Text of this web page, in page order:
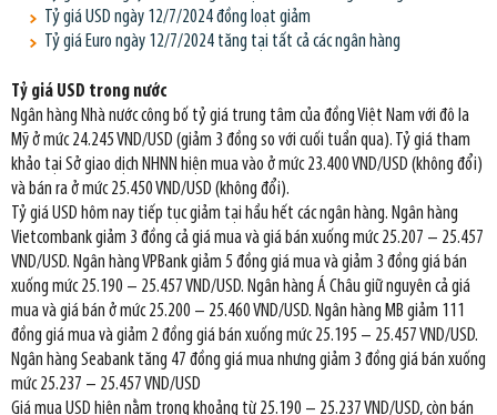
Tỷ giá USD ngày 12/7/2024 đồng loạt giảm
Tỷ giá Euro ngày 12/7/2024 tăng tại tất cả các ngân hàng
Tỷ giá USD trong nước
Ngân hàng Nhà nước công bố tỷ giá trung tâm của đồng Việt Nam với đô la
Mỹ ở mức 24.245 VND/USD (giảm 3 đồng so với cuối tuần qua). Tỷ giá tham
khảo tại Sở giao dịch NHNN hiện mua vào ở mức 23.400 VND/USD (không đổi)
và bán ra ở mức 25.450 VND/USD (không đổi).
Tỷ giá USD hôm nay tiếp tục giảm tại hầu hết các ngân hàng. Ngân hàng
Vietcombank giảm 3 đồng cả giá mua và giá bán xuống mức 25.207 – 25.457
VND/USD. Ngân hàng VPBank giảm 5 đồng giá mua và giảm 3 đồng giá bán
xuống mức 25.190 – 25.457 VND/USD. Ngân hàng Á Châu giữ nguyên cả giá
mua và giá bán ở mức 25.200 – 25.460 VND/USD. Ngân hàng MB giảm 111
đồng giá mua và giảm 2 đồng giá bán xuống mức 25.195 – 25.457 VND/USD.
Ngân hàng Seabank tăng 47 đồng giá mua nhưng giảm 3 đồng giá bán xuống
mức 25.237 – 25.457 VND/USD
Giá mua USD hiện nằm trong khoảng từ 25.190 – 25.237 VND/USD, còn bán